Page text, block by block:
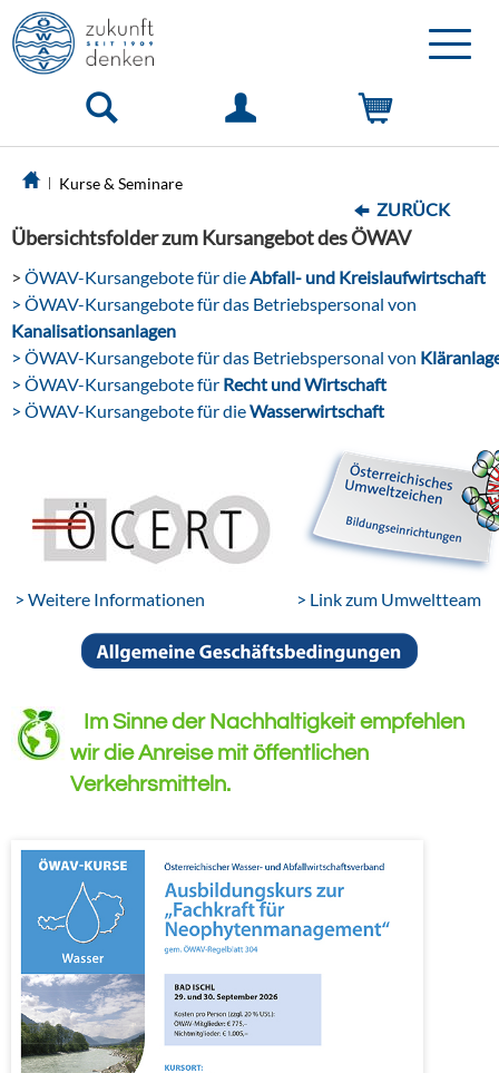
Toggle
Kurse & Seminare
ZURÜCK
Übersichtsfolder zum Kursangebot des ÖWAV
> ÖWAV-Kursangebote für dieAbfall- und Kreislaufwirtschaft
> ÖWAV-Kursangebote für das Betriebspersonal von
Kanalisationsanlagen
> ÖWAV-Kursangebote für das Betriebspersonal von
> ÖWAV-Kursangebote für Recht und Wirtschaft
> ÖWAV-Kursangebote für dieWasserwirtschaft
> Weitere Informationen > Link zum Umweltteam
Im Sinne der Nachhaltigkeit empfehlen
wir die Anreise mit öffentlichen
Verkehrsmitteln.